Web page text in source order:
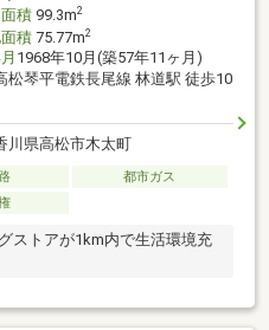
積99.3m2
積75.77m2
1968年10月(築57年11ヶ月)
松琴平電鉄長尾線 林道駅 徒歩10
川県高松市木太町
都市ガス
ストアが1km内で生活環境充